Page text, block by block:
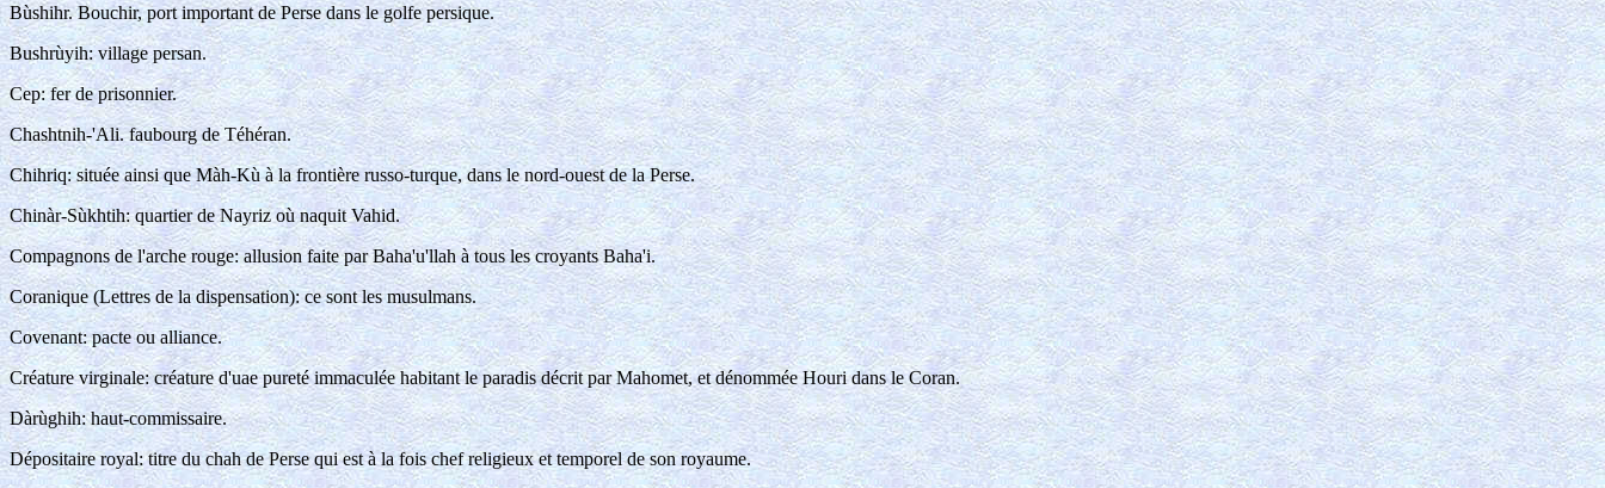
Bùshihr. Bouchir, port important de Perse dans le golfe persique.
Bushrùyih: village persan.
Cep: fer de prisonnier.
Chashtnih-'Ali. faubourg de Téhéran.
Chihriq: située ainsi que Màh-Kù à la frontière russo-turque, dans le nord-ouest de la Perse.
Chinàr-Sùkhtih: quartier de Nayriz où naquit Vahid.
Compagnons de l'arche rouge: allusion faite par Baha'u'llah à tous les croyants Baha'i.
Coranique (Lettres de la dispensation): ce sont les musulmans.
Covenant: pacte ou alliance.
Créature virginale: créature d'uae pureté immaculée habitant le paradis décrit par Mahomet, et dénommée Houri dans le Coran.
Dàrùghih: haut-commissaire.
Dépositaire royal: titre du chah de Perse qui est à la fois chef religieux et temporel de son royaume.